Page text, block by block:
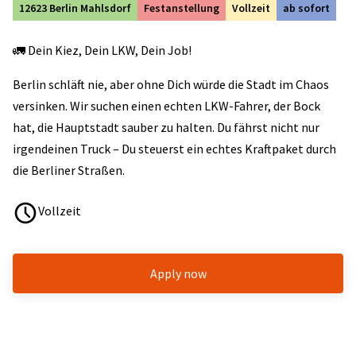
12623 Berlin Mahlsdorf Festanstellung Vollzeit ab sofort
🚛 Dein Kiez, Dein LKW, Dein Job!
Berlin schläft nie, aber ohne Dich würde die Stadt im Chaos
versinken. Wir suchen einen echten LKW-Fahrer, der Bock
hat, die Hauptstadt sauber zu halten. Du fährst nicht nur
irgendeinen Truck – Du steuerst ein echtes Kraftpaket durch
die Berliner Straßen.
Vollzeit
Apply now